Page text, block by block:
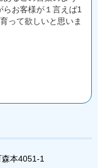
お客様が１言えば1
って欲しいと思いま
本4051-1